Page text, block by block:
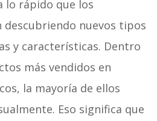
lo rápido que los
descubriendo nuevos tipos
y características. Dentro
más vendidos en
la mayoría de ellos
Eso significa que